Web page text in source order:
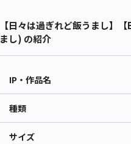
【日々は過ぎれど飯うまし】
まし) の紹介
IP・作品名
種類
サイズ